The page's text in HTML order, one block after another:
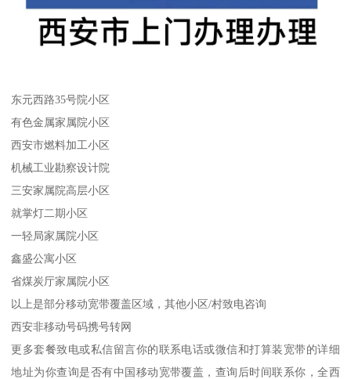
东元西路35号院小区
有色金属家属院小区
西安市燃料加工小区
机械工业勘察设计院
三安家属院高层小区
就掌灯二期小区
一轻局家属院小区
鑫盛公寓小区
省煤炭厅家属院小区
以上是部分移动宽带覆盖区域，其他小区/村致电咨询
西安非移动号码携号转网
更多套餐致电或私信留言你的联系电话或微信和打算装宽带的详细
地址为你查询是否有中国移动宽带覆盖，查询后时间联系你，全西